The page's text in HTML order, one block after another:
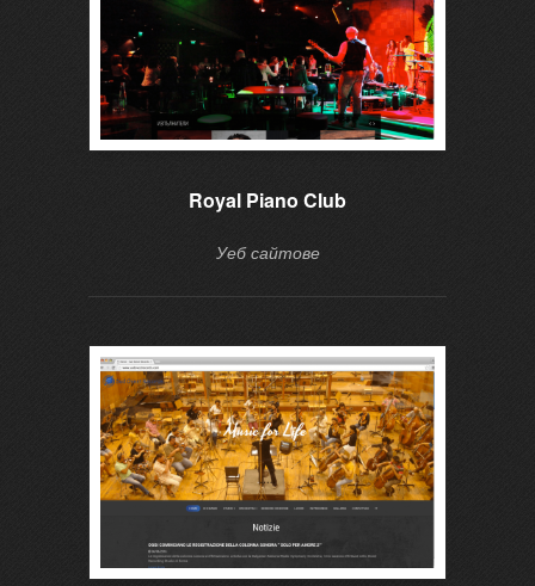
Royal Piano Club
Уеб сайтове